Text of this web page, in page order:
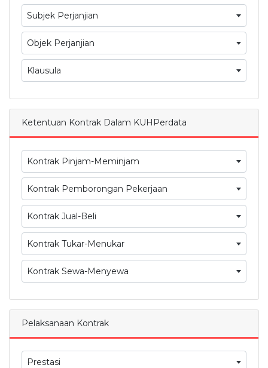
Subjek Perjanjian
Objek Perjanjian
Klausula
Ketentuan Kontrak Dalam KUHPerdata
Kontrak Pinjam-Meminjam
Kontrak Pemborongan Pekerjaan
Kontrak Jual-Beli
Kontrak Tukar-Menukar
Kontrak Sewa-Menyewa
Pelaksanaan Kontrak
Prestasi